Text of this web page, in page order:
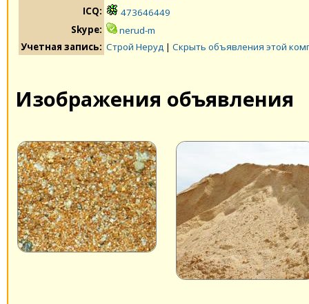
ICQ:
473646449
Skype:
nerud-m
Учетная запись: Строй Неруд | Скрыть объявления этой
Изображения объявления